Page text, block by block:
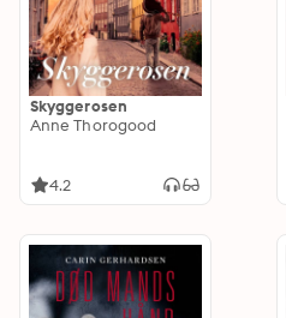
Skyggerosen
Anne Thorogood
4.2